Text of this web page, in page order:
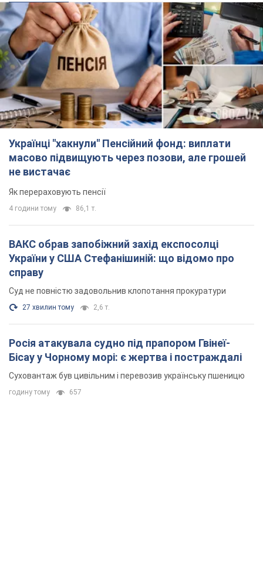
Українці "хакнули" Пенсійний фонд: виплати
масово підвищують через позови, але грошей
не вистачає
Як перераховують пенсії
4 години тому 86,1 т.
ВАКС обрав запобіжний захід експосолці
України у США Стефанішиній: що відомо про
справу
Суд не повністю задовольнив клопотання прокуратури
27 хвилин тому 2,6 т.
Росія атакувала судно під прапором Гвінеї-
Бісау у Чорному морі: є жертва і постраждалі
Суховантаж був цивільним і перевозив українську пшеницю
годину тому 657